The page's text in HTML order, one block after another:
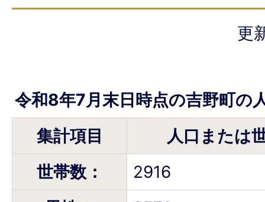
更
令和8年7月末日時点の吉野町の
集計項目
人口または
世帯数：
2916